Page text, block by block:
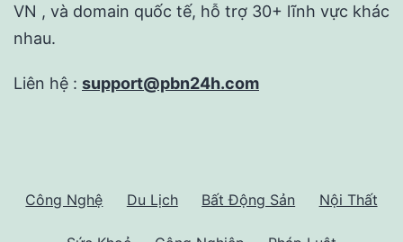
VN , và domain quốc tế, hỗ trợ 30+ lĩnh vực khác
nhau.
Liên hệ : support@pbn24h.com
Công Nghệ Du Lịch Bất Động Sản Nội Thất